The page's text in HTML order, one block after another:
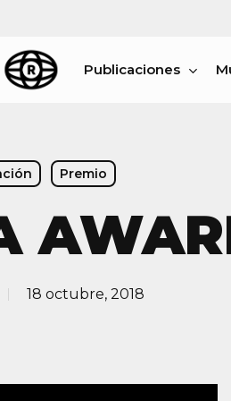
Publicaciones
Premio
18 octubre, 2018